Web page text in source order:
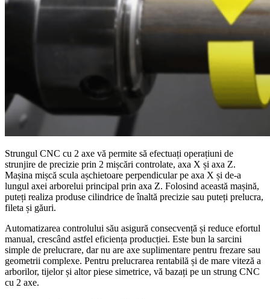
Strungul CNC cu 2 axe vă permite să efectuați operațiuni de
strunjire de precizie prin 2 mișcări controlate, axa X și axa Z.
Mașina mișcă scula așchietoare perpendicular pe axa X și de-a
lungul axei arborelui principal prin axa Z. Folosind această mașină,
puteți realiza produse cilindrice de înaltă precizie sau puteți prelucra,
fileta și găuri.
Automatizarea controlului său asigură consecvență și reduce efortul
manual, crescând astfel eficiența producției. Este bun la sarcini
simple de prelucrare, dar nu are axe suplimentare pentru frezare sau
geometrii complexe. Pentru prelucrarea rentabilă și de mare viteză a
arborilor, tijelor și altor piese simetrice, vă bazați pe un strung CNC
cu 2 axe.